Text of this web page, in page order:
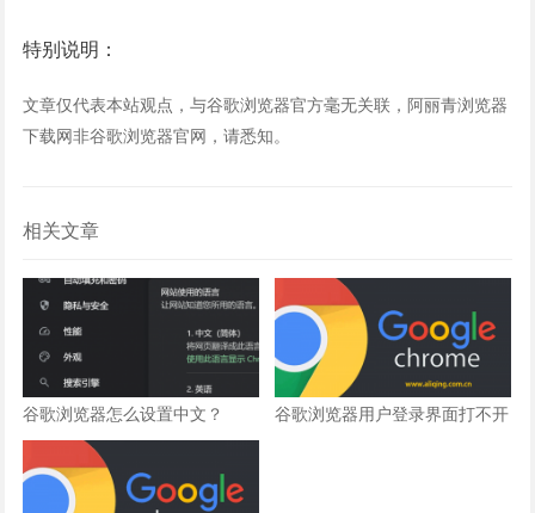
特别说明：
文章仅代表本站观点，与谷歌浏览器官方毫无关联，阿丽青浏览器
下载网非谷歌浏览器官网，请悉知。
相关文章
谷歌浏览器怎么设置中文？
谷歌浏览器用户登录界面打不开